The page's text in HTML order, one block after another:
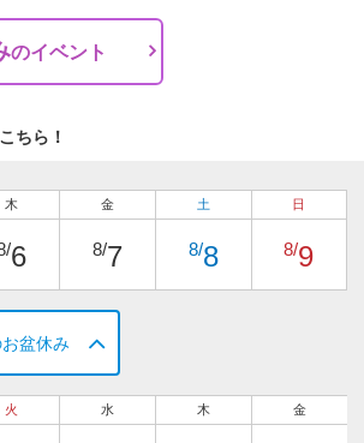
のイベント
ちら！
木
6
金
8/7
土
8/8
日
8/9
盆休み
火 水 木 金